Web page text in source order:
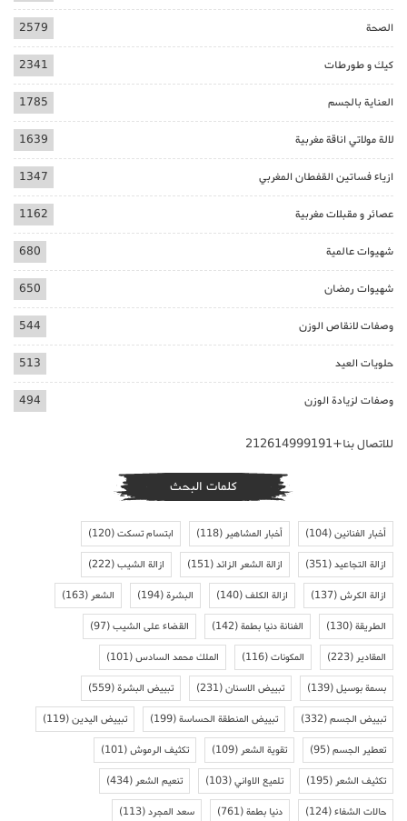
الصحة 2579
كيك و طورطات 2341
العناية بالجسم 1785
لالة مولاتي اناقة مغربية 1639
ازياء فساتين القفطان المغربي 1347
عصائر و مقبلات مغربية 1162
شهيوات عالمية 680
شهيوات رمضان 650
وصفات لانقاص الوزن 544
حلويات العيد 513
وصفات لزيادة الوزن 494
للاتصال بنا+212614999191
كلمات البحث
أخبار الفنانين(104) أخبار المشاهير(118) ابتسام تسكت(120)
ازالة التجاعيد(351) ازالة الشعر الزائد(151) ازالة الشيب(222)
ازالة الكرش(137) ازالة الكلف(140) البشرة(194) الشعر(163)
الطريقة(130) الفنانة دنيا بطمة(142) القضاء على الشيب(97)
المقادير(223) المكونات(116) الملك محمد السادس(101)
بسمة بوسيل(139) تبييض الاسنان(231) تبييض البشرة(559)
تبييض الجسم(332) تبييض المنطقة الحساسة(199) تبييض اليدين(119)
تعطير الجسم(95) تقوية الشعر(109) تكثيف الرموش(101)
تكثيف الشعر(195) تلميع الاواني(103) تنعيم الشعر(434)
حالات الشفاء(124) دنيا بطمة(761) سعد المجرد(113)